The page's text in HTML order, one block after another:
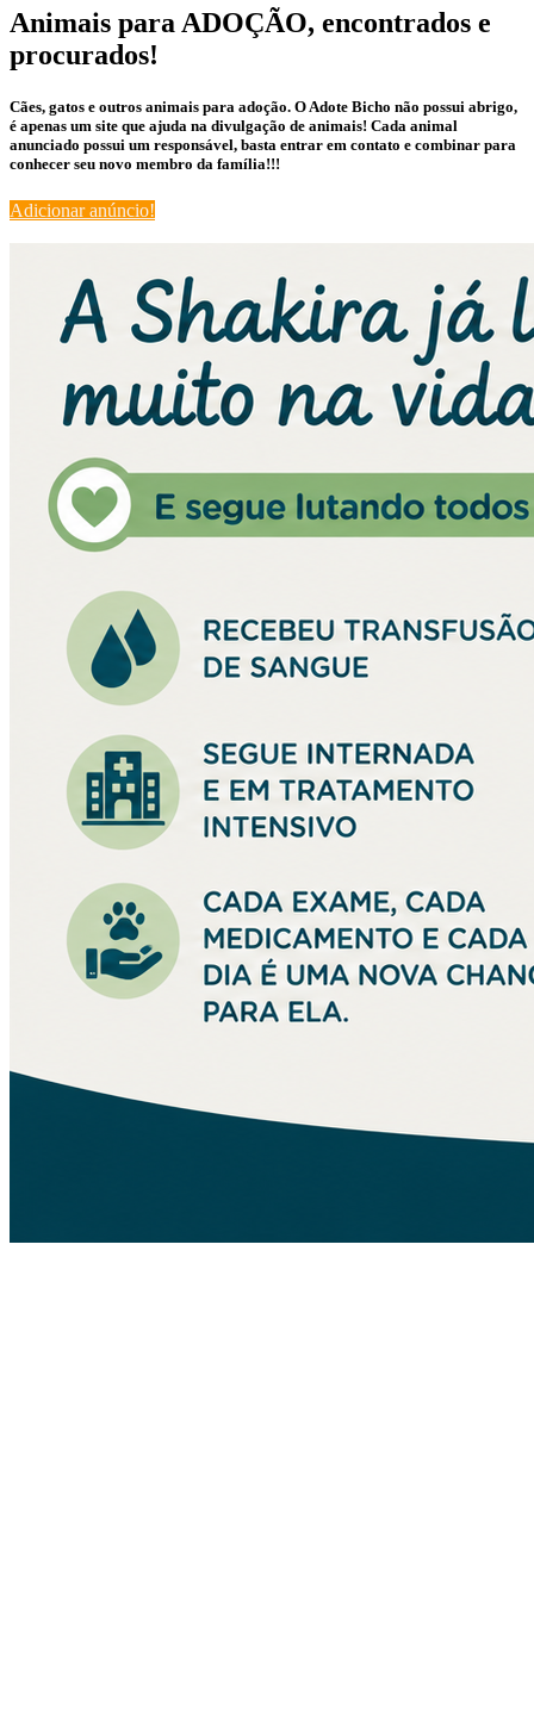
Animais para ADOÇÃO, encontrados e
procurados!
Cães, gatos e outros animais para adoção. O Adote Bicho não possui abrigo,
é apenas um site que ajuda na divulgação de animais! Cada animal
anunciado possui um responsável, basta entrar em contato e combinar para
conhecer seu novo membro da família!!!
Adicionar anúncio!